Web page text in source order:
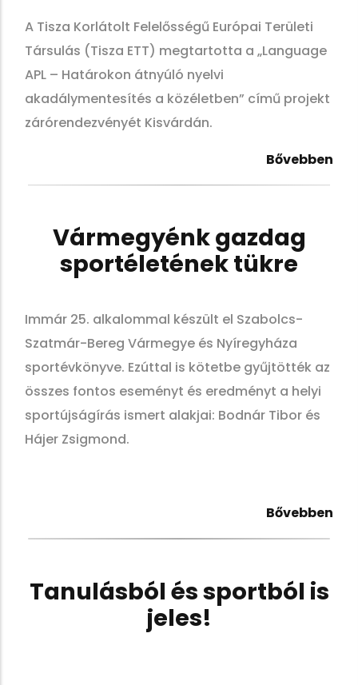
A Tisza Korlátolt Felelősségű Európai Területi
Társulás (Tisza ETT) megtartotta a „Language
APL – Határokon átnyúló nyelvi
akadálymentesítés a közéletben” című projekt
zárórendezvényét Kisvárdán.
Bővebben
Vármegyénk gazdag
sportéletének tükre
Immár 25. alkalommal készült el Szabolcs-
Szatmár-Bereg Vármegye és Nyíregyháza
sportévkönyve. Ezúttal is kötetbe gyűjtötték az
összes fontos eseményt és eredményt a helyi
sportújságírás ismert alakjai: Bodnár Tibor és
Hájer Zsigmond.
Bővebben
Tanulásból és sportból is
jeles!